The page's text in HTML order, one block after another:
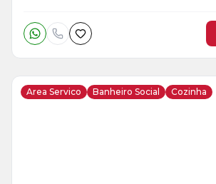
Area Servico Banheiro Social Cozinha